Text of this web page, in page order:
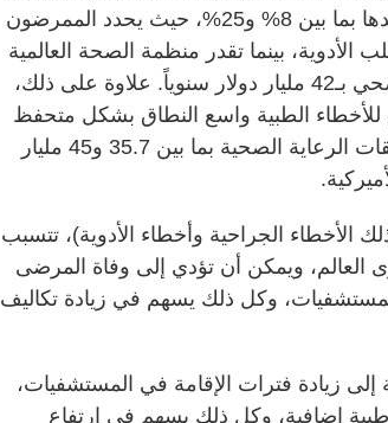
وتُقدّر معدلات الأخطاء المتعلقة بالأدوية وحدها بما بين 8% و25%، حيث يحدد الممرضون
70% من أخطاء طلب الأدوية، بينما تقدر منظمة الصحة العالمية
كلفة الأخطاء الدوائية وحدها في النظام الصحي بـ42 مليار دولار سنوياً. علاوة على ذلك،
للأخطاء الطبية واسع النطاق بشكل متحفظ
بـ20 مليار دولار سنوياً، بينما يقدر آخرون نفقات الرعاية الصحية بما بين 35.7 و45 مليار
الأخطاء الجراحية وأخطاء الأدوية)، تتسبب
العالم، ويمكن أن تؤدي إلى وفاة المرضى
وكل ذلك يسهم في زيادة تكاليف
إلى زيادة فترات الإقامة في المستشفيات،
إضافية، وكل ذلك يسهم في ارتفاع